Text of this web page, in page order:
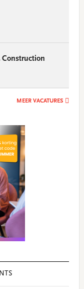
Construction
MEER VACATURES